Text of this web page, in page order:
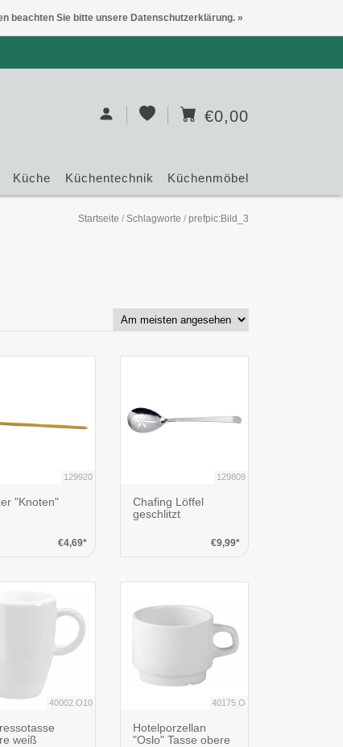
€0,00
Küche Küchentechnik Küchenmöbel
Startseite / Schlagworte / prefpic:Bild_3
129920
"Knoten"
€4,69*
129809
Chafing Löffel
geschlitzt
€9,99*
40002.O10
weiß
40175.O
Hotelporzellan
"Oslo" Tasse obere
beachten Sie bitte unsere Datenschutzerklärung. »